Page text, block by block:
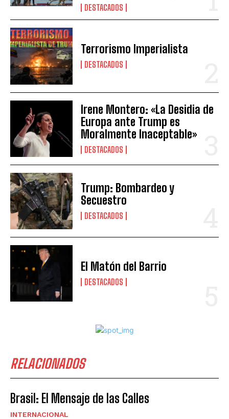
DESTACADOS
Terrorismo Imperialista
DESTACADOS
Irene Montero: «La Desidia de
Europa ante Trump es
Moralmente Inaceptable»
DESTACADOS
Trump: Bombardeo y
Secuestro
DESTACADOS
El Matón del Barrio
DESTACADOS
RELACIONADOS
Brasil: El Mensaje de las Calles
INTERNACIONAL